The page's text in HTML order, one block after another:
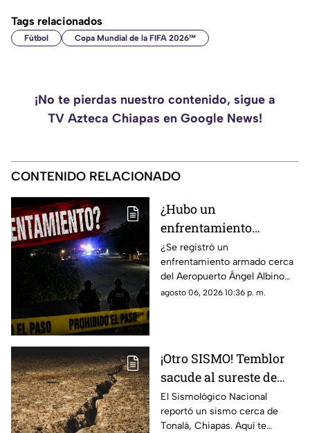
Tags relacionados
Fútbol Copa Mundial de la FIFA 2026™
¡No te pierdas nuestro contenido, sigue a
TV Azteca Chiapas en Google News!
CONTENIDO RELACIONADO
¿Hubo un
enfrentamiento
armado en el
aeropuerto Ángel
Albino Corzo? Esto
dijeron las autoridades
¿Se registró un
enfrentamiento armado cerca
del Aeropuerto Ángel Albino
Corzo? Autoridades
agosto 06, 2026 10:36 p. m.
¡Otro SISMO! Temblor
sacude al sureste de
México HOY: epicentro
y magnitud
El Sismológico Nacional
reportó un sismo cerca de
Tonalá, Chiapas. Aquí te